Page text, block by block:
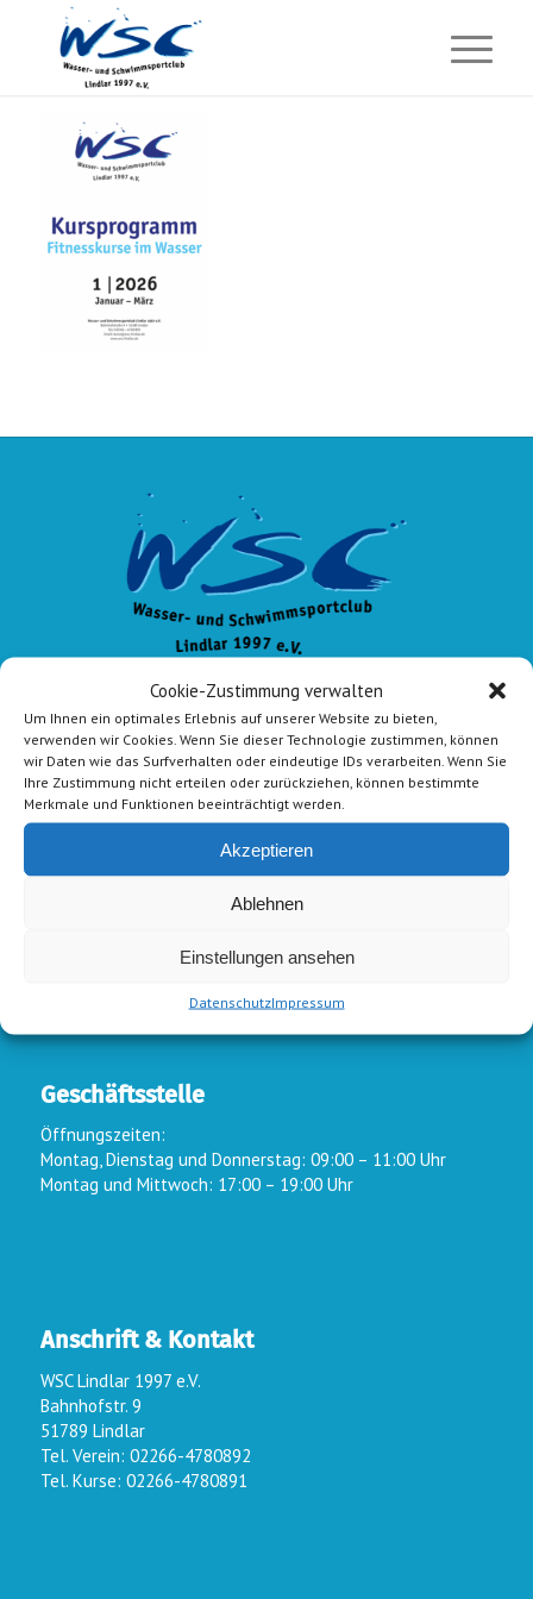
Cookie-Zustimmung verwalten
Um Ihnen ein optimales Erlebnis auf unserer Website zu bieten,
verwenden wir Cookies. Wenn Sie dieser Technologie zustimmen, können
wir Daten wie das Surfverhalten oder eindeutige IDs verarbeiten. Wenn Sie
Ihre Zustimmung nicht erteilen oder zurückziehen, können bestimmte
Merkmale und Funktionen beeinträchtigt werden.
Akzeptieren
Ablehnen
Einstellungen ansehen
DatenschutzImpressum
E-Mail-Kontakt
Vorstand:info@wsc-lindlar.de
schwimmen@wsc-lindlar.de
Kurse:kurse@wsc-lindlar.de
Geschäftsstelle
Öffnungszeiten:
Montag, Dienstag und Donnerstag: 09:00 – 11:00 Uhr
Montag und Mittwoch: 17:00 – 19:00 Uhr
Anschrift & Kontakt
WSC Lindlar 1997 e.V.
Bahnhofstr. 9
51789 Lindlar
Tel. Verein: 02266-4780892
Tel. Kurse: 02266-4780891